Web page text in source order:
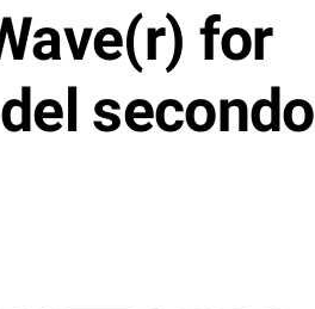
for
secondo